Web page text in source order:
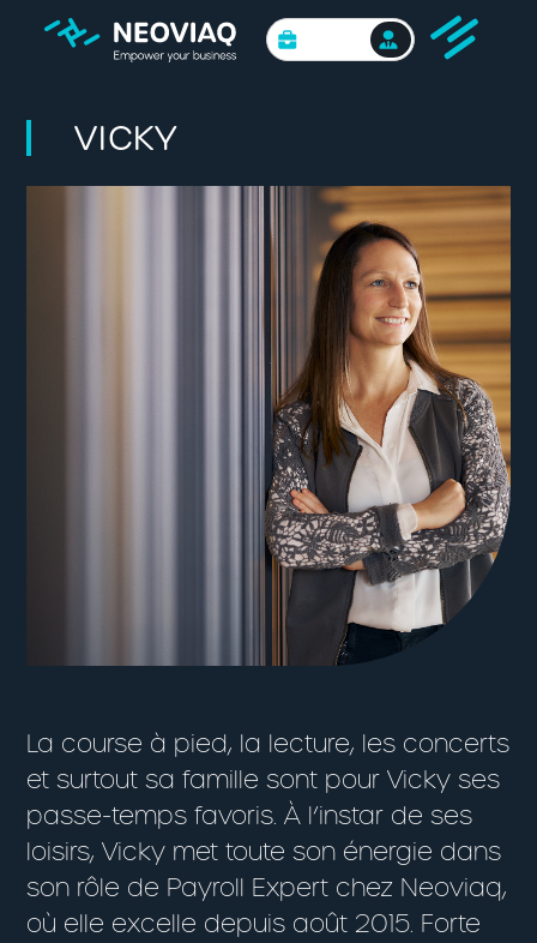
VICKY
La course à pied, la lecture, les concerts
et surtout sa famille sont pour Vicky ses
passe-temps favoris. À l’instar de ses
loisirs, Vicky met toute son énergie dans
son rôle de Payroll Expert chez Neoviaq,
où elle excelle depuis août 2015. Forte